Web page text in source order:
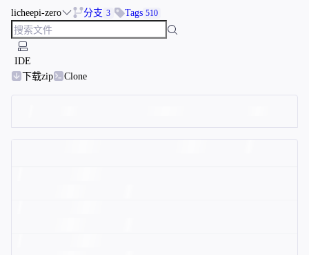
licheepi-zero 分支 3 Tags 510
IDE
下载zip
Clone